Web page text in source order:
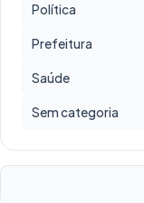
Política
Prefeitura
Saúde
Sem categoria